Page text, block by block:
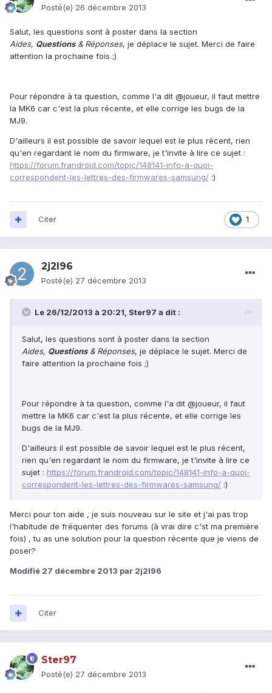
Posté(e) 26 décembre 2013
Salut, les questions sont à poster dans la section
Aides, Questions& Réponses, je déplace le sujet. Merci de faire
attention la prochaine fois ;)
Pour répondre à ta question, comme l'a dit @joueur, il faut mettre
la MK6 car c'est la plus récente, et elle corrige les bugs de la
MJ9.
D'ailleurs il est possible de savoir lequel est le plus récent, rien
qu'en regardant le nom du firmware, je t'invite à lire ce sujet :
https://forum.frandroid.com/topic/148141-info-a-quoi-
correspondent-les-lettres-des-firmwares-samsung/ :)
1
Citer
2j2l96
Posté(e) 27 décembre 2013
Le 26/12/2013 à 20:21, Ster97 a dit :
Salut, les questions sont à poster dans la section
Aides, Questions& Réponses, je déplace le sujet. Merci de
faire attention la prochaine fois ;)
Pour répondre à ta question, comme l'a dit @joueur, il faut
mettre la MK6 car c'est la plus récente, et elle corrige les
bugs de la MJ9.
D'ailleurs il est possible de savoir lequel est le plus récent,
rien qu'en regardant le nom du firmware, je t'invite à lire ce
sujet : https://forum.frandroid.com/topic/148141-info-a-quoi-
correspondent-les-lettres-des-firmwares-samsung/ :)
Merci pour ton aide , je suis nouveau sur le site et j'ai pas trop
l'habitude de fréquenter des forums (à vrai dire c'st ma première
fois) , tu as une solution pour la question récente que je viens de
poser?
Modifié 27 décembre 2013 par 2j2l96
Citer
Ster97
Posté(e) 27 décembre 2013